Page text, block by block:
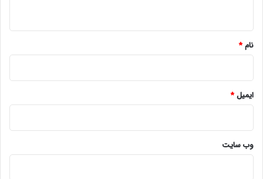
نام*
ایمیل*
وب‌ سایت